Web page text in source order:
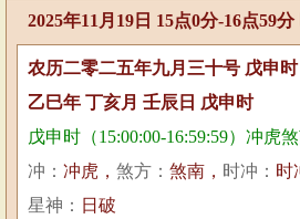
2025年11月19日 15点0分-16点59
农历二零二五年九月三十号 戊申时
乙巳年 丁亥月 壬辰日 戊申时
戊申时（15:00:00-16:59:59）冲虎
冲： 冲虎， 煞方： 煞南， 时冲： 时
星神： 日破